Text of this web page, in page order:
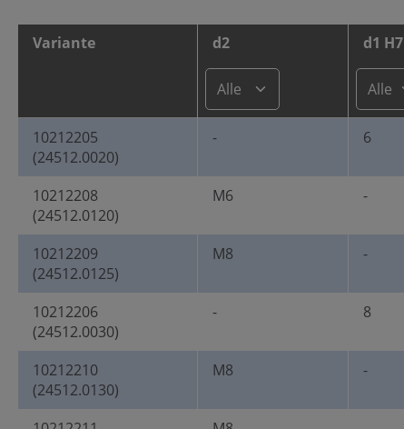
Variante d2 d1 H7
10212205
(24512.0020)
- 6
10212208
(24512.0120)
M6 -
10212209
(24512.0125)
M8 -
10212206
(24512.0030)
- 8
10212210
(24512.0130)
M8 -